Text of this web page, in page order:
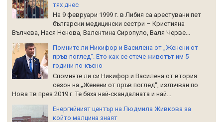
тях днес
На 9 февруари 1999 г. в Либия са арестувани пет
български медицински сестри – Кристияна
Вълчева, Нася Ненова, Валентина Сиропуло, Валя Черве...
Помните ли Никифор и Василена от „Женени от
пръв поглед“. Ето как се стече животът им 5
години по-късно
Спомняте ли си Никифор и Василена от втория
сезон на „Женени от пръв поглед“, излъчван по
Нова тв през 2019 г. Те бяха най-скандалната и най...
Енергийният център на Людмила Живкова за
който малцина знаят